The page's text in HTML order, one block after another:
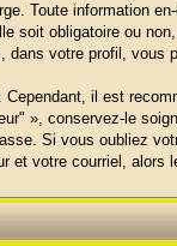
Toute information
soit obligatoire ou
votre profil, vous
il est
», conservez-le
Si vous oubliez
et votre courriel,